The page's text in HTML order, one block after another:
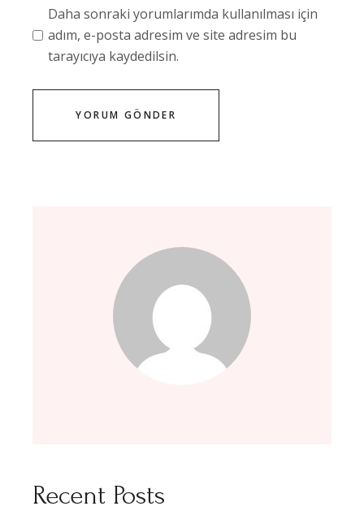
Daha sonraki yorumlarımda kullanılması için
adım, e-posta adresim ve site adresim bu
tarayıcıya kaydedilsin.
YORUM GÖNDER
Recent Posts